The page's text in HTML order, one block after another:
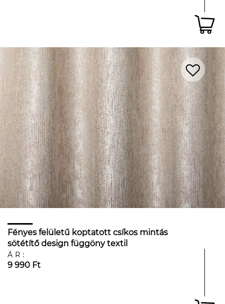
Fényes felületű koptatott csíkos mintás
sötétítő design függöny textil
ÁR:
9 990 Ft